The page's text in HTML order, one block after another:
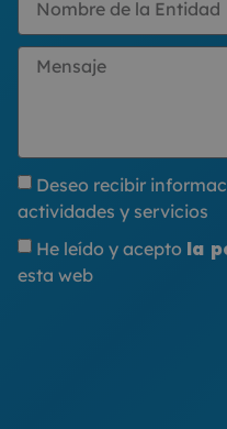
Deseo recibir
actividades y servicios
He leído y acepto la
esta web